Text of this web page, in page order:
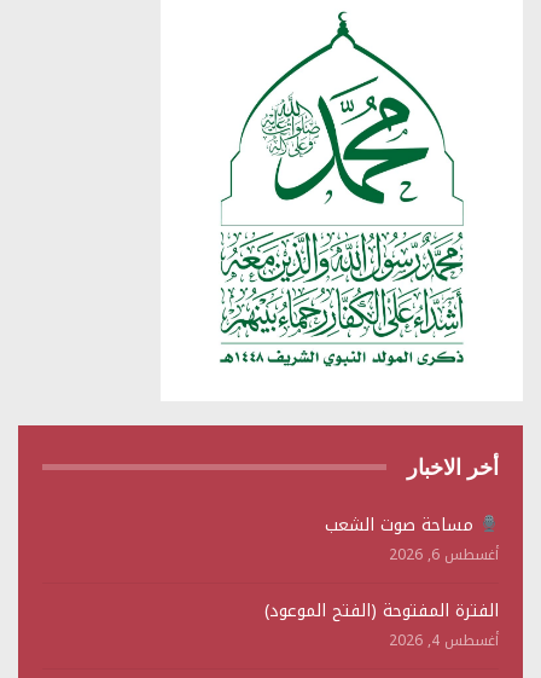
أخر الاخبار
مساحة صوت الشعب
أغسطس 6, 2026
الفترة المفتوحة (الفتح الموعود)
أغسطس 4, 2026